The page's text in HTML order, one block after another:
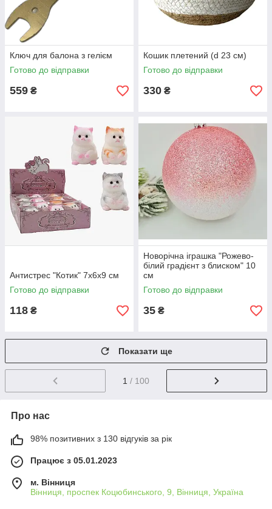
Ключ для балона з гелієм
Готово до відправки
559 ₴
Кошик плетений (d 23 см)
Готово до відправки
330 ₴
Антистрес "Котик" 7х6х9 см
Готово до відправки
118 ₴
Новорічна іграшка "Рожево-
білий градієнт з блиском" 10
см
Готово до відправки
35 ₴
Показати ще
1 / 100
Про нас
98% позитивних з 130 відгуків за рік
Працює з 05.01.2023
м. Вінниця
Вінниця, проспек Коцюбинського, 9, Вінниця, Україна